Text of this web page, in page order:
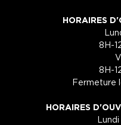
HORAIRES
8H-
8H-
Fermeture
HORAIRES